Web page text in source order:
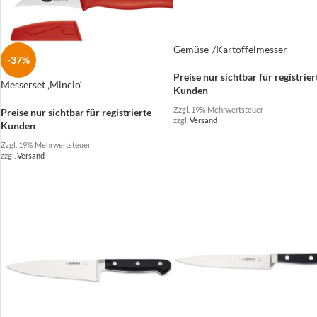
-37%
Messerset ‚Mincio‘
Preise nur sichtbar für registrierte
Kunden
Zzgl. 19% Mehrwertsteuer
zzgl. Versand
Gemüse-/Kartoffelmesser
Preise nur sichtbar für
Kunden
Zzgl. 19% Mehrwertsteuer
zzgl.Versand